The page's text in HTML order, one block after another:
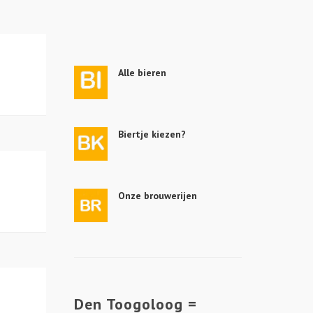
Alle bieren
Biertje kiezen?
Onze brouwerijen
Den Toogoloog =